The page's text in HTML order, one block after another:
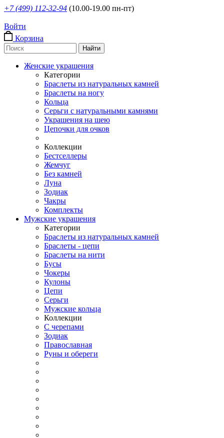
+7 (499) 112-32-94 (10.00-19.00 пн-пт)
Войти
Корзина
Женские украшения
Категории
Браслеты из натуральных камней
Браслеты на ногу
Кольца
Серьги с натуральными камнями
Украшения на шею
Цепочки для очков
Коллекции
Бестселлеры
Жемчуг
Без камней
Луна
Зодиак
Чакры
Комплекты
Мужские украшения
Категории
Браслеты из натуральных камней
Браслеты - цепи
Браслеты на нити
Бусы
Чокеры
Кулоны
Цепи
Серьги
Мужские кольца
Коллекции
С черепами
Зодиак
Православная
Руны и обереги